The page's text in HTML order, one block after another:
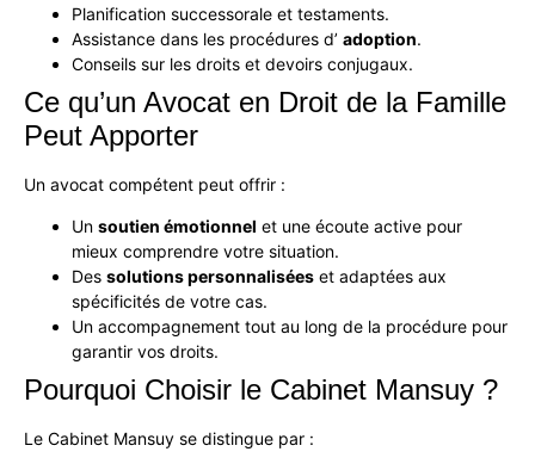
Planification successorale et testaments.
Assistance dans les procédures d’ adoption.
Conseils sur les droits et devoirs conjugaux.
Ce qu’un Avocat en Droit de la Famille
Peut Apporter
Un avocat compétent peut offrir :
Un soutien émotionnel et une écoute active pour
mieux comprendre votre situation.
Des solutions personnalisées et adaptées aux
spécificités de votre cas.
Un accompagnement tout au long de la procédure pour
garantir vos droits.
Pourquoi Choisir le Cabinet Mansuy ?
Le Cabinet Mansuy se distingue par :